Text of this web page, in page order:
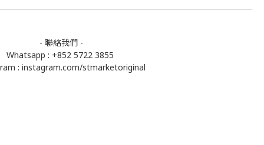
- 聯絡我們 -
Whatsapp : +852 5722 3855
: instagram.com/stmarketoriginal